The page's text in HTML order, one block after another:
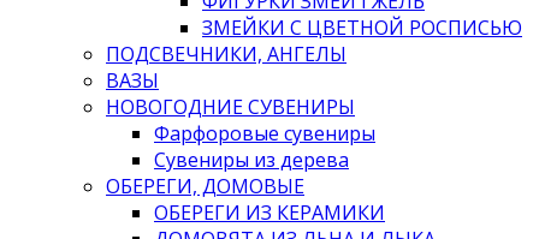
ЗМЕЙКИ С ЦВЕТНОЙ РОСПИСЬЮ
ПОДСВЕЧНИКИ, АНГЕЛЫ
ВАЗЫ
НОВОГОДНИЕ СУВЕНИРЫ
Фарфоровые сувениры
Сувениры из дерева
ОБЕРЕГИ, ДОМОВЫЕ
ОБЕРЕГИ ИЗ КЕРАМИКИ